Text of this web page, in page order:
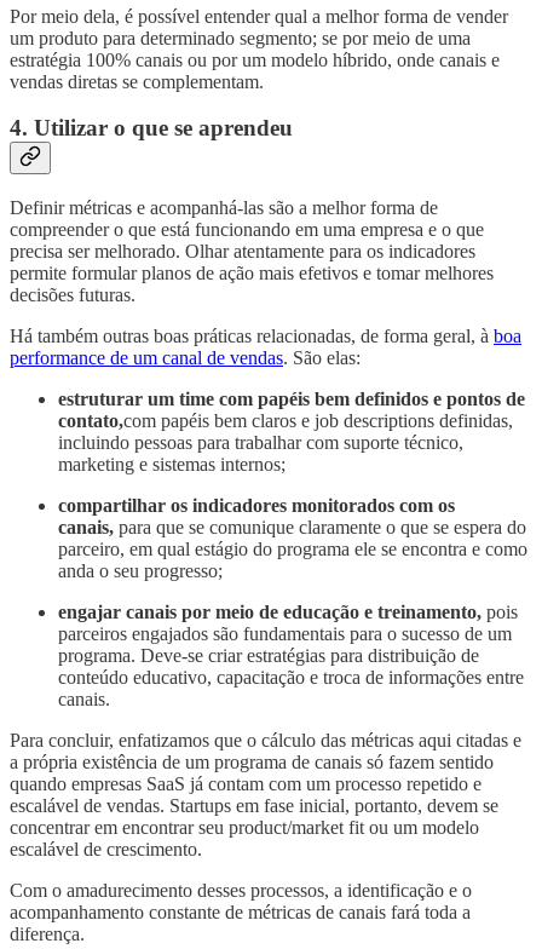
Por meio dela, é possível entender qual a melhor forma de vender
um produto para determinado segmento; se por meio de uma
estratégia 100% canais ou por um modelo híbrido, onde canais e
vendas diretas se complementam.
4. Utilizar o que se aprendeu
Definir métricas e acompanhá-las são a melhor forma de
compreender o que está funcionando em uma empresa e o que
precisa ser melhorado. Olhar atentamente para os indicadores
permite formular planos de ação mais efetivos e tomar melhores
decisões futuras.
Há também outras boas práticas relacionadas, de forma geral, à boa
performance de um canal de vendas. São elas:
estruturar um time com papéis bem definidos e pontos de
contato,com papéis bem claros e job descriptions definidas,
incluindo pessoas para trabalhar com suporte técnico,
marketing e sistemas internos;
compartilhar os indicadores monitorados com os
canais, para que se comunique claramente o que se espera do
parceiro, em qual estágio do programa ele se encontra e como
anda o seu progresso;
engajar canais por meio de educação e treinamento, pois
parceiros engajados são fundamentais para o sucesso de um
programa. Deve-se criar estratégias para distribuição de
conteúdo educativo, capacitação e troca de informações entre
canais.
Para concluir, enfatizamos que o cálculo das métricas aqui citadas e
a própria existência de um programa de canais só fazem sentido
quando empresas SaaS já contam com um processo repetido e
escalável de vendas. Startups em fase inicial, portanto, devem se
concentrar em encontrar seu product/market fit ou um modelo
escalável de crescimento.
Com o amadurecimento desses processos, a identificação e o
acompanhamento constante de métricas de canais fará toda a
diferença.